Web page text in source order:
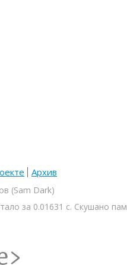
Архив
(Sam Dark)
за 0.01631 с. Скушано